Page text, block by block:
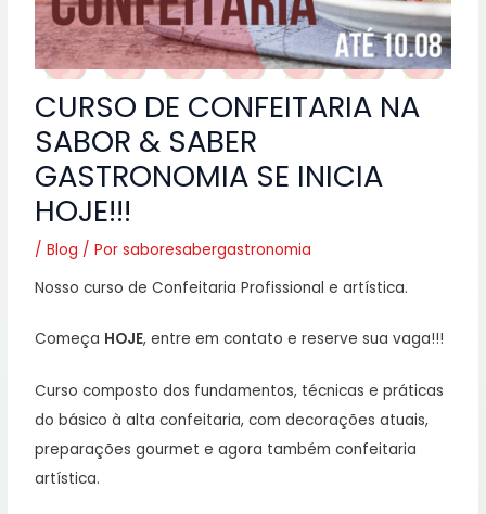
CURSO DE CONFEITARIA NA
SABOR & SABER
GASTRONOMIA SE INICIA
HOJE!!!
/Blog / Porsaboresabergastronomia
Nosso curso de Confeitaria Profissional e artística.
Começa HOJE, entre em contato e reserve sua vaga!!!
Curso composto dos fundamentos, técnicas e práticas
do básico à alta confeitaria, com decorações atuais,
preparações gourmet e agora também confeitaria
artística.